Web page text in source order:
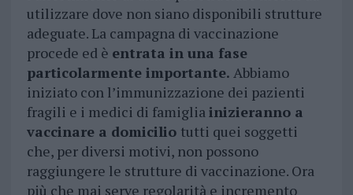
utilizzare dove non siano disponibili strutture
adeguate. La campagna di vaccinazione
procede ed è entrata in una fase
particolarmente importante. Abbiamo
iniziato con l’immunizzazione dei pazienti
fragili e i medici di famigliainizieranno a
vaccinare a domicilio tutti quei soggetti
che, per diversi motivi, non possono
raggiungere le strutture di vaccinazione. Ora
più che mai serve regolarità e incremento